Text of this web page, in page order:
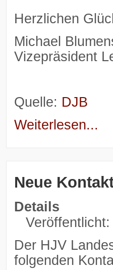
Herzlichen
Michael
Vizepräsident
Quelle: DJB
Weiterlesen...
Neue
Details
Der HJV
folgenden